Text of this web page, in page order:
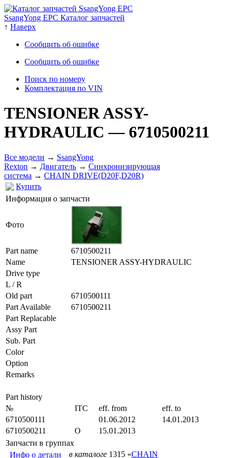
SsangYong EPC Каталог запчастей
↑ Наверх
Сообщить об ошибке
Сообщить об ошибке
Поиск по номеру
Комплектация по VIN
TENSIONER ASSY-
HYDRAULIC— 6710500211
Все модели → SsangYong
Rexton → Двигатель → Cинхронизирующая
система → CHAIN DRIVE(D20F,D20R)
Купить
Информация о запчасти
Фото
Part name
6710500211
Name
TENSIONER ASSY-HYDRAULIC
Drive type
L / R
Old part
6710500111
Part Available
6710500211
Part Replacable
Assy Part
Sub. Part
Color
Option
Remarks
Part history
№
ITC eff. from
eff. to
6710500111
01.06.2012
14.01.2013
6710500211
O
15.01.2013
Запчасти в группах
Инфо о детали
в каталоге 1315 «CHAIN